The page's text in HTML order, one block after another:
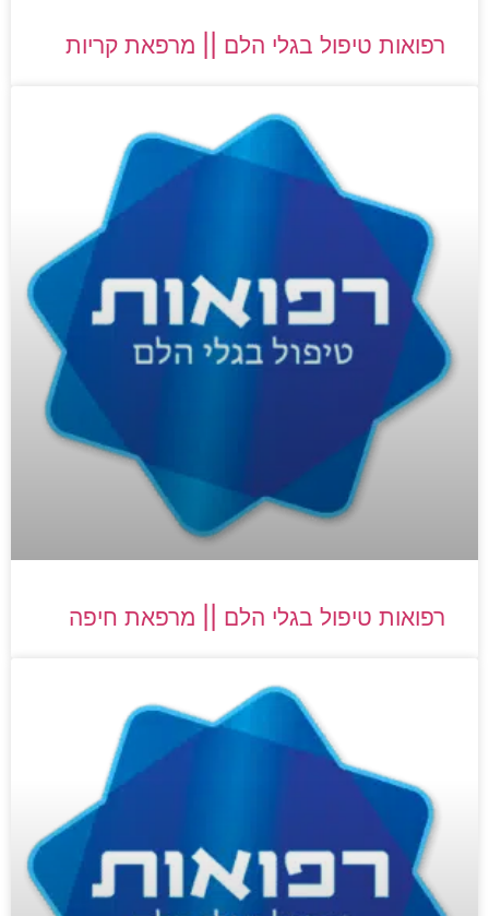
רפואות טיפול בגלי הלם || מרפאת קריות​
רפואות טיפול בגלי הלם || מרפאת חיפה​